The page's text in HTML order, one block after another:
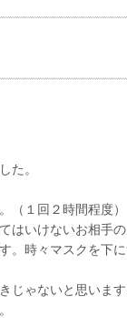
た。
（１回２時間程度）
はいけないお相手
。時々マスクを下に
じゃないと思います